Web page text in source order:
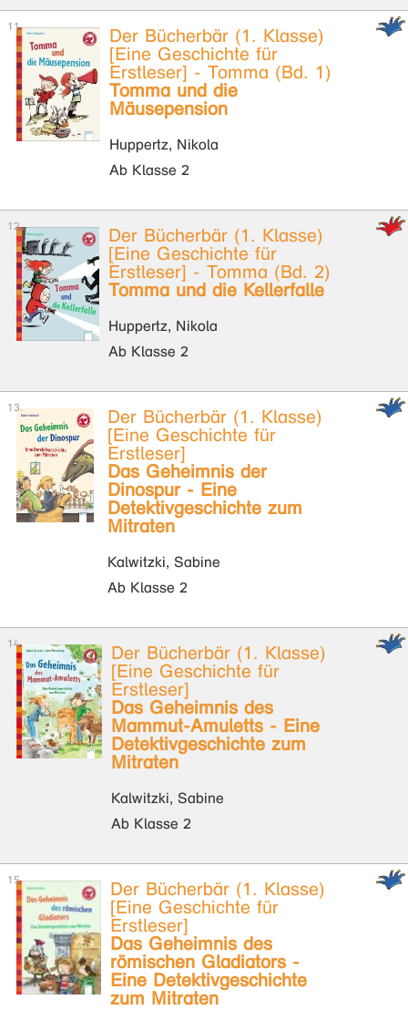
Der Bücherbär (1. Klasse)
[Eine Geschichte für
Erstleser] - Tomma (Bd. 1)
Tomma und die
Mäusepension
Huppertz, Nikola
Ab Klasse 2
Der Bücherbär (1. Klasse)
[Eine Geschichte für
Erstleser] - Tomma (Bd. 2)
Tomma und die Kellerfalle
Huppertz, Nikola
Ab Klasse 2
Der Bücherbär (1. Klasse)
[Eine Geschichte für
Erstleser]
Das Geheimnis der
Dinospur - Eine
Detektivgeschichte zum
Mitraten
Kalwitzki, Sabine
Ab Klasse 2
Der Bücherbär (1. Klasse)
[Eine Geschichte für
Erstleser]
Das Geheimnis des
Mammut-Amuletts - Eine
Detektivgeschichte zum
Mitraten
Kalwitzki, Sabine
Ab Klasse 2
Der Bücherbär (1. Klasse)
[Eine Geschichte für
Erstleser]
Das Geheimnis des
römischen Gladiators -
Eine Detektivgeschichte
zum Mitraten